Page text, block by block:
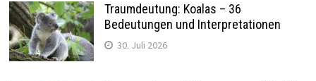
Traumdeutung: Koalas – 36
Bedeutungen und Interpretationen
30. Juli 2026